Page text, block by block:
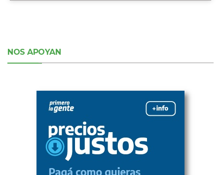
NOS APOYAN